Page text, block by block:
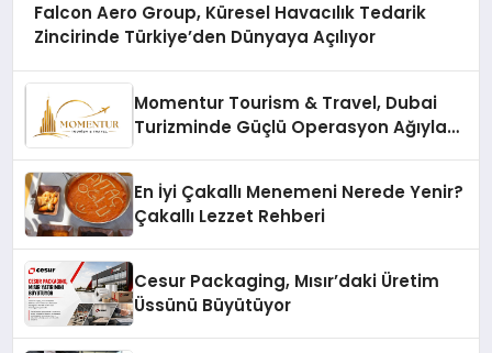
Falcon Aero Group, Küresel Havacılık Tedarik
Zincirinde Türkiye’den Dünyaya Açılıyor
Momentur Tourism & Travel, Dubai
Turizminde Güçlü Operasyon Ağıyla
En İyi Çakallı Menemeni Nerede Yenir?
Çakallı Lezzet Rehberi
Cesur Packaging, Mısır’daki Üretim
Üssünü Büyütüyor